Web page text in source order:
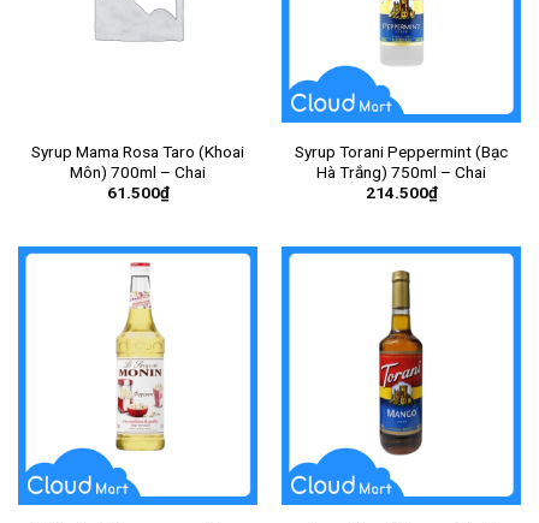
Syrup Mama Rosa Taro (Khoai
Môn) 700ml – Chai
61.500₫
Syrup Torani Peppermint (Bạc
Hà Trắng) 750ml – Chai
214.500₫